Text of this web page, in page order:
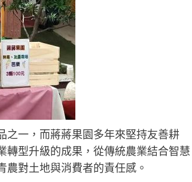
之一，而蔣蔣果園多年來堅持友善耕
轉型升級的成果，從傳統農業結合智慧
對土地與消費者的責任感。